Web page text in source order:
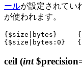
ールが設定されてい
が使われます。
{$size|bytes}
ceil (int